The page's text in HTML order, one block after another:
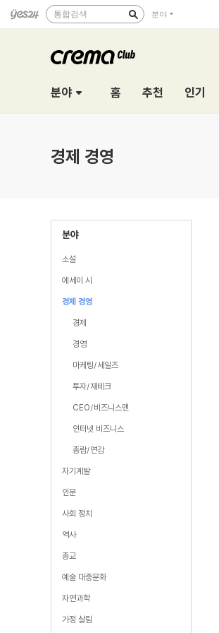
통합검색 분야
분야 홈 추천 인기
경제 경영
분야
소설
에세이 시
경제 경영
경제
경영
마케팅/세일즈
투자/재테크
CEO/비즈니스맨
인터넷 비즈니스
총람/연감
자기계발
인문
사회 정치
역사
종교
예술 대중문화
자연과학
가정 살림